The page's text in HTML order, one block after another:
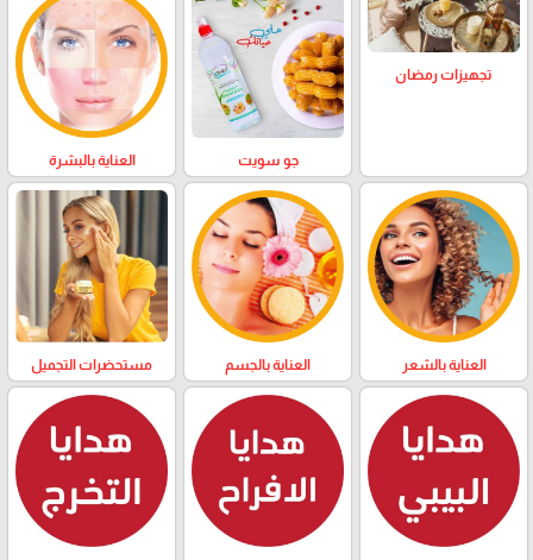
تجهيزات رمضان
جو سويت العناية بالبشرة
العناية بالشعر العناية بالجسم مستحضرات التجميل